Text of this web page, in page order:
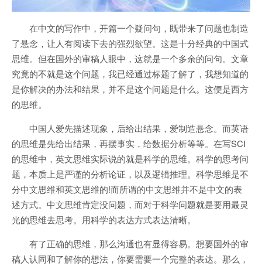
在中文的写作中，开篇一个疑问句，既带来了问题也制造
了悬念，让人有阅读下去的强烈欲望。这是十分经典的中国式
思维。但在国外的审稿人眼中，这就是一个多余的问句。文章
究竟的不就是这个问题，我已经通过标题了解了，我想知道的
是你解决的办法和结果，并不是这个问题是什么。这便是西方
的思维。
中国人爱先描述现象，后给出结果，爱制造悬念。而英语
的思维是先给出结果，再摆事实，给数据分析等等。在写SCI
的思维中，英文思维实际说的就是科学的思维。科学的思考问
题，本质上是严谨的分析论证，以及逻辑推理。科学思维是不
分中文思维和英文思维的!而所谓的中文思维并不是中文的表
述方式。中文思维肯定没问题，而对于科学问题就是要用最灵
光的思维去思考。用科学的表达方式表达清晰。
有了正确的思维，那么沟通也有显得容易。想要国外的审
稿人认同和了解你的想法，你要需要一个完整的表达。那么，